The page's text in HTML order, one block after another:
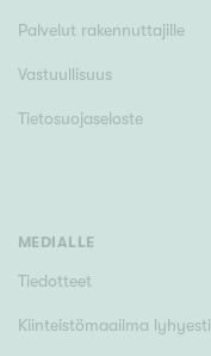
Palvelut rakennuttajille
Vastuullisuus
Tietosuojaseloste
MEDIALLE
Tiedotteet
Kiinteistömaailma lyhyesti